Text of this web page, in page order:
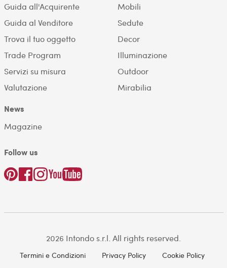
Guida all'Acquirente
Guida al Venditore
Trova il tuo oggetto
Trade Program
Servizi su misura
Valutazione
Mobili
Sedute
Decor
Illuminazione
Outdoor
Mirabilia
News
Magazine
Follow us
2026 Intondo s.r.l. All rights reserved.
Termini e Condizioni Privacy Policy Cookie Policy